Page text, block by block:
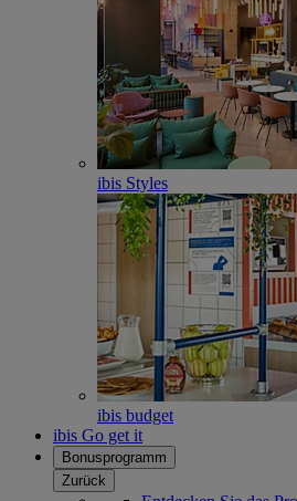
ibis Styles
ibis budget
ibis Go get it
Bonusprogramm
Zurück